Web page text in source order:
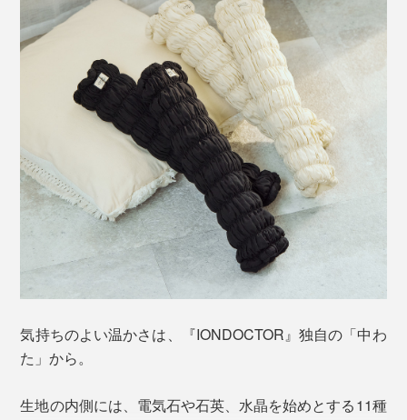
柔らかいコットンだから、素肌につけても気持ちいい。
吸放湿性がいいので、汗をかいてもサラサラの肌ざわり
が続きます。
フィットして、冷えやすい足首と、重くなりがちなふく
気持ちのよい温かさは、『IONDOCTOR』独自の「中わ
た」から。
生地の内側には、電気石や石英、水晶を始めとする11種